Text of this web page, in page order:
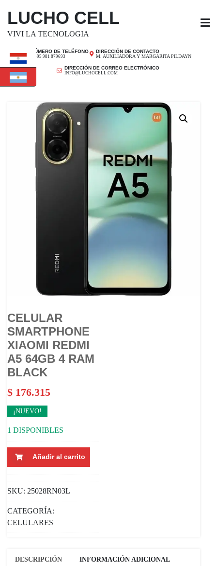
LUCHO CELL
VIVI LA TECNOLOGIA
NÚMERO DE TELÉFONO
+ 595 981 879693
DIRECCIÓN DE CONTACTO
M. AUXILIADORA Y MARGARITA PILDAYN
DIRECCIÓN DE CORREO ELECTRÓNICO
INFO@LUCHOCELL.COM
CELULAR
SMARTPHONE
XIAOMI REDMI
A5 64GB 4 RAM
BLACK
$ 176.315
¡NUEVO!
1 DISPONIBLES
CELULAR
REDMI
64GB
4
CANTIDAD
Añadir al carrito
SKU: 25028RN03L
CATEGORÍA:
CELULARES
DESCRIPCIÓN INFORMACIÓN ADICIONAL